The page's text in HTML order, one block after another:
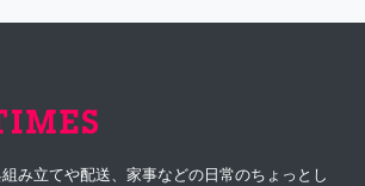
み立てや配送、家事などの日常のちょっとし